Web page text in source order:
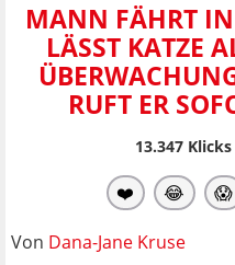
MANN FÄHRT
LÄSST KATZE
RUFT ER
13.347Klicks
❤️ 😂 😱
Von Dana-Jane Kruse